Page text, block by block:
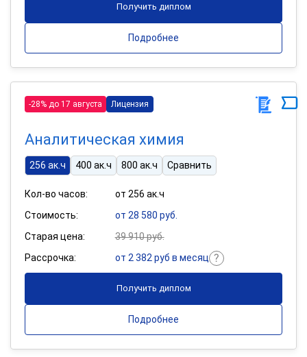
Получить диплом
Подробнее
-28% до 17 августа Лицензия
Аналитическая химия
256 ак.ч 400 ак.ч 800 ак.ч Сравнить
Кол-во часов:
от 256 ак.ч
Стоимость:
от 28 580 руб.
Старая цена:
39 910 руб.
Рассрочка:
от 2 382 руб в месяц
Получить диплом
Подробнее